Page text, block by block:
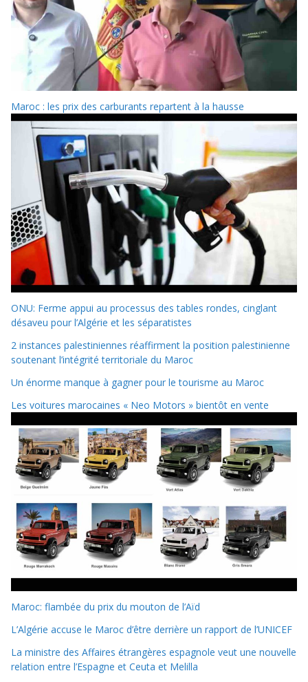
Maroc : les prix des carburants repartent à la hausse
ONU: Ferme appui au processus des tables rondes, cinglant
désaveu pour l’Algérie et les séparatistes
2 instances palestiniennes réaffirment la position palestinienne
soutenant l’intégrité territoriale du Maroc
Un énorme manque à gagner pour le tourisme au Maroc
Les voitures marocaines « Neo Motors » bientôt en vente
Maroc: flambée du prix du mouton de l’Aïd
L’Algérie accuse le Maroc d’être derrière un rapport de l’UNICEF
La ministre des Affaires étrangères espagnole veut une nouvelle
relation entre l’Espagne et Ceuta et Melilla